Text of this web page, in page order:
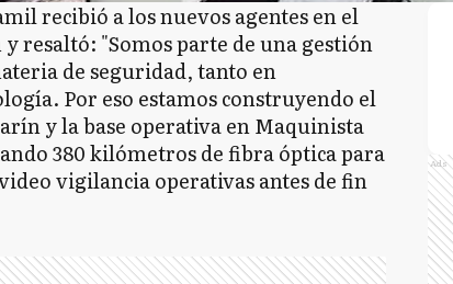
recibió a los nuevos agentes en el
resaltó: "Somos parte de una gestión
de seguridad, tanto en
Por eso estamos construyendo el
y la base operativa en Maquinista
380 kilómetros de fibra óptica para
vigilancia operativas antes de fin
Ads